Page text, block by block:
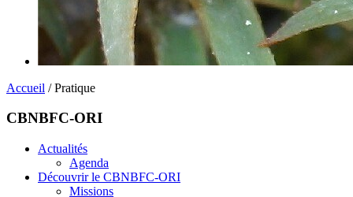
Accueil / Pratique
CBNBFC-ORI
Actualités
Agenda
Découvrir le CBNBFC-ORI
Missions